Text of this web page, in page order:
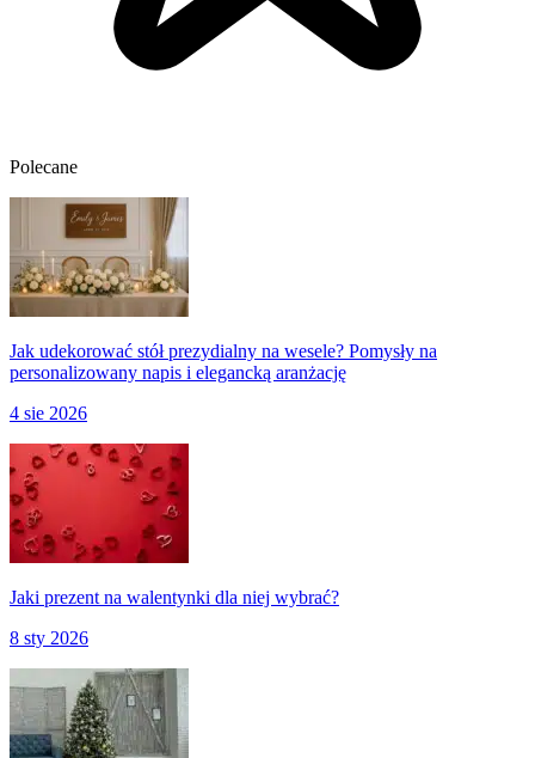
Polecane
Jak udekorować stół prezydialny na wesele? Pomysły na
personalizowany napis i elegancką aranżację
4 sie 2026
Jaki prezent na walentynki dla niej wybrać?
8 sty 2026